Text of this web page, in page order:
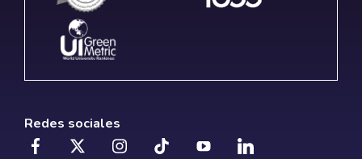
Redes sociales